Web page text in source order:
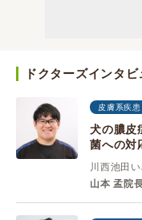
ドクターズインタビ
皮膚系疾患
犬の膿皮
菌への対
川西池田
山本 孟院